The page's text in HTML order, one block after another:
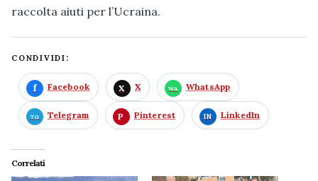
raccolta aiuti per l’Ucraina.
CONDIVIDI:
Facebook X WhatsApp
Telegram Pinterest LinkedIn
Correlati